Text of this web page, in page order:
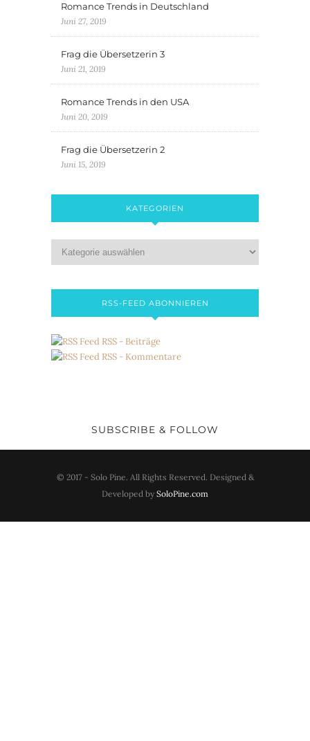
Romance Trends in Deutschland
Juni 27, 2019
Frag die Übersetzerin 3
Juni 21, 2019
Romance Trends in den USA
Juni 20, 2019
Frag die Übersetzerin 2
Juni 15, 2019
KATEGORIEN
RSS-FEED ABONNIEREN
RSS - Beiträge
RSS - Kommentare
SUBSCRIBE & FOLLOW
© 2017 - Solo Pine. All Rights Reserved. Designed &
Developed by SoloPine.com